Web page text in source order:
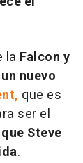
la Falcon y
nuevo
que es
ser el
Steve
.